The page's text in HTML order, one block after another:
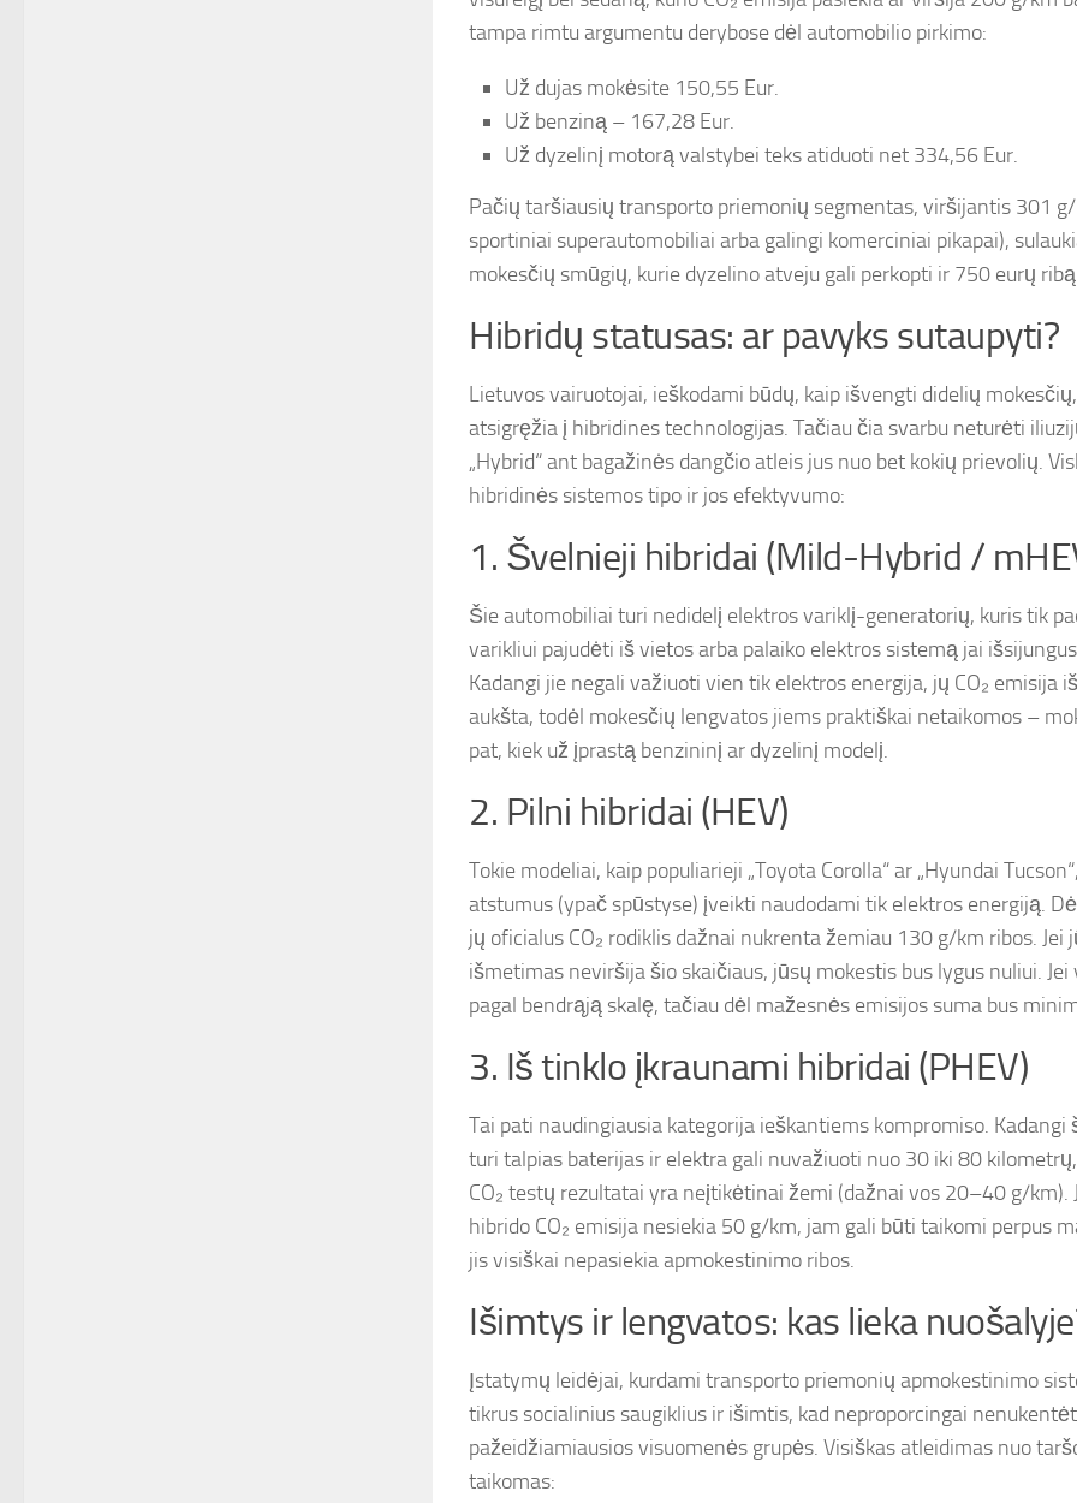
tampa rimtu argumentu derybose dėl automobilio pirkimo:
Už dujas mokėsite 150,55 Eur.
Už benziną – 167,28 Eur.
Už dyzelinį motorą valstybei teks atiduoti net 334,56 Eur.
Pačių taršiausių transporto priemonių segmentas, viršijantis 301
sportiniai superautomobiliai arba galingi komerciniai pikapai),
mokesčių smūgių, kurie dyzelino atveju gali perkopti ir 750 eurų
Hibridų statusas: ar pavyks sutaupyti?
Lietuvos vairuotojai, ieškodami būdų, kaip išvengti didelių
atsigręžia į hibridines technologijas. Tačiau čia svarbu neturėti
„Hybrid“ ant bagažinės dangčio atleis jus nuo bet kokių prievolių.
hibridinės sistemos tipo ir jos efektyvumo:
1. Švelnieji hibridai (Mild-Hybrid /
Šie automobiliai turi nedidelį elektros variklį-generatorių, kuris tik
varikliui pajudėti iš vietos arba palaiko elektros sistemą jai
Kadangi jie negali važiuoti vien tik elektros energija, jų CO₂ emisija
aukšta, todėl mokesčių lengvatos jiems praktiškai netaikomos –
pat, kiek už įprastą benzininį ar dyzelinį modelį.
2. Pilni hibridai (HEV)
Tokie modeliai, kaip populiarieji „Toyota Corolla“ ar „Hyundai
atstumus (ypač spūstyse) įveikti naudodami tik elektros energiją.
jų oficialus CO₂ rodiklis dažnai nukrenta žemiau 130 g/km ribos. Jei
išmetimas neviršija šio skaičiaus, jūsų mokestis bus lygus nuliui.
pagal bendrąją skalę, tačiau dėl mažesnės emisijos suma bus
3. Iš tinklo įkraunami hibridai (PHEV)
Tai pati naudingiausia kategorija ieškantiems kompromiso. Kadangi
turi talpias baterijas ir elektra gali nuvažiuoti nuo 30 iki 80
CO₂ testų rezultatai yra neįtikėtinai žemi (dažnai vos 20–40 g/km).
hibrido CO₂ emisija nesiekia 50 g/km, jam gali būti taikomi perpus
jis visiškai nepasiekia apmokestinimo ribos.
Išimtys ir lengvatos: kas lieka
Įstatymų leidėjai, kurdami transporto priemonių apmokestinimo
tikrus socialinius saugiklius ir išimtis, kad neproporcingai
pažeidžiamiausios visuomenės grupės. Visiškas atleidimas nuo
taikomas: